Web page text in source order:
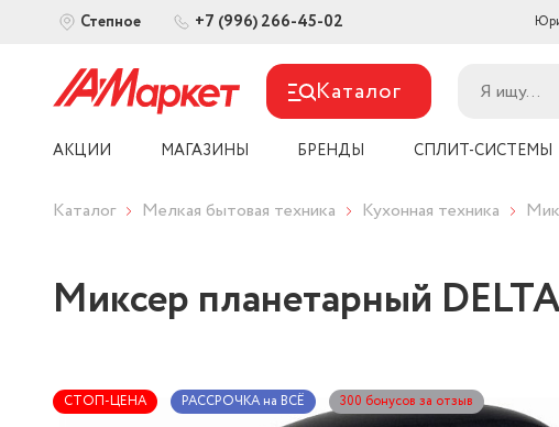
Степное +7 (996) 266-45-02
Каталог
АКЦИИ МАГАЗИНЫ БРЕНДЫ СПЛИТ-СИСТЕМЫ
Каталог Мелкая бытовая техника Кухонная техника
Миксер планетарный
СТОП-ЦЕНА РАССРОЧКА на ВСЁ 300 бонусов за отзыв